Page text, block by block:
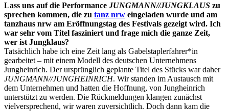
Lass uns auf die Performance JUNGMANN//JUNGKLAUS zu
sprechen kommen, die zu tanz nrw eingeladen wurde und am
tanzhaus nrw am Eröffnungstag des Festivals gezeigt wird. Ich
war sehr vom Titel fasziniert und frage mich die ganze Zeit,
wer ist Jungklaus?
Tatsächlich habe ich eine Zeit lang als Gabelstaplerfahrer*in
gearbeitet – mit einem Modell des deutschen Unternehmens
Jungheinrich. Der ursprünglich geplante Titel des Stücks war daher
JUNGMANN//JUNGHEINRICH. Wir standen im Austausch mit
dem Unternehmen und hatten die Hoffnung, von Jungheinrich
unterstützt zu werden. Die Rückmeldungen klangen zunächst
vielversprechend, wir waren zuversichtlich. Doch dann kam die